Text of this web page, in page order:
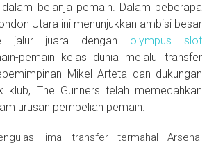
belanja pemain. Dalam beberapa
Utara ini menunjukkan ambisi besar
jalur juara dengan olympus slot
pemain kelas dunia melalui transfer
Mikel Arteta dan dukungan
klub, The Gunners telah memecahkan
urusan pembelian pemain.
lima transfer termahal Arsenal